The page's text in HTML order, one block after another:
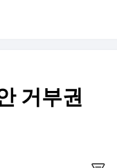
거부권